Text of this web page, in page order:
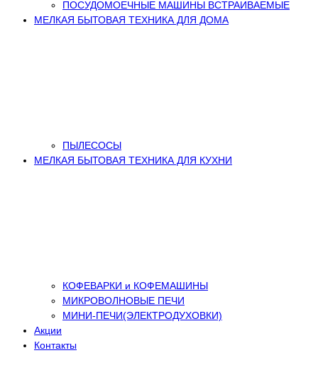
ПОСУДОМОЕЧНЫЕ МАШИНЫ ВСТРАИВАЕМЫЕ
МЕЛКАЯ БЫТОВАЯ ТЕХНИКА ДЛЯ ДОМА
ПЫЛЕСОСЫ
МЕЛКАЯ БЫТОВАЯ ТЕХНИКА ДЛЯ КУХНИ
КОФЕВАРКИ и КОФЕМАШИНЫ
МИКРОВОЛНОВЫЕ ПЕЧИ
МИНИ-ПЕЧИ(ЭЛЕКТРОДУХОВКИ)
Акции
Контакты